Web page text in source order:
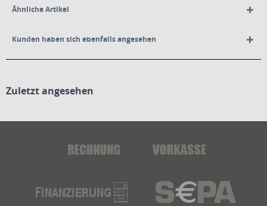
Ähnliche Artikel
Kunden haben sich ebenfalls angesehen
Zuletzt angesehen